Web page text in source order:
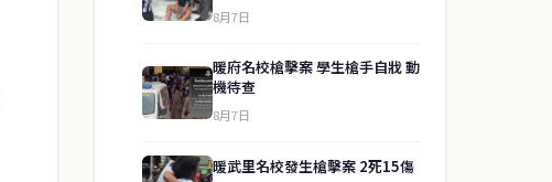
8月7日
暖府名校槍擊案 學生槍手自戕 動
機待查
8月7日
暖武里名校發生槍擊案 2死15傷